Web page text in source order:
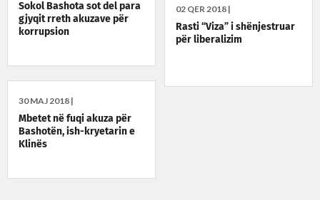
Sokol Bashota sot del para
gjyqit rreth akuzave për
korrupsion
02 QER 2018 |
Rasti “Viza” i shënjestruar
për liberalizim
30 MAJ 2018 |
Mbetet në fuqi akuza për
Bashotën, ish-kryetarin e
Klinës